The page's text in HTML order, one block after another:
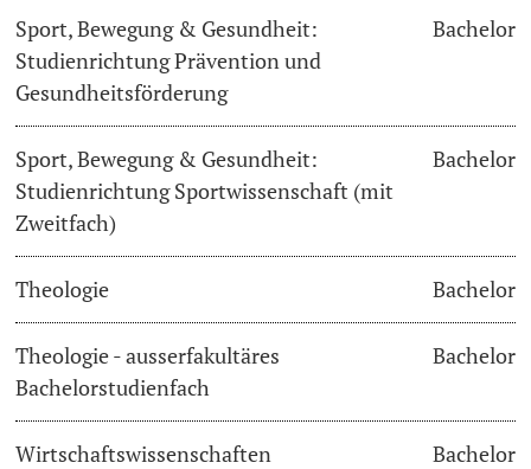
Sport, Bewegung & Gesundheit:
Studienrichtung Prävention und
Gesundheitsförderung
Bachelor
Sport, Bewegung & Gesundheit:
Studienrichtung Sportwissenschaft (mit
Zweitfach)
Bachelor
Theologie Bachelor
Theologie - ausserfakultäres
Bachelorstudienfach
Bachelor
Wirtschaftswissenschaften Bachelor